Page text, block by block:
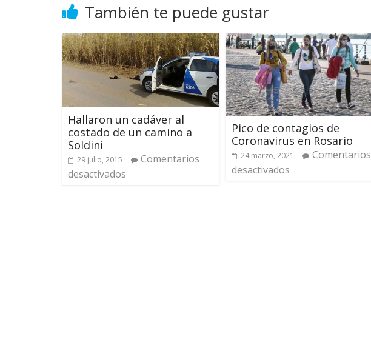
También te puede gustar
Hallaron un cadáver al
costado de un camino a
Soldini
29 julio, 2015
Comentarios
desactivados
Pico de contagios de
Coronavirus en Rosario
24 marzo, 2021
Comentarios
desactivados